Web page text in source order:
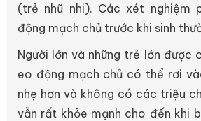
(trẻ nhũ nhi). Các xét nghiệm
động mạch chủ trước khi sinh
Người lớn và những trẻ lớn được
eo động mạch chủ có thể rơi
nhẹ hơn và không có các triệu
vẫn rất khỏe mạnh cho đến khi